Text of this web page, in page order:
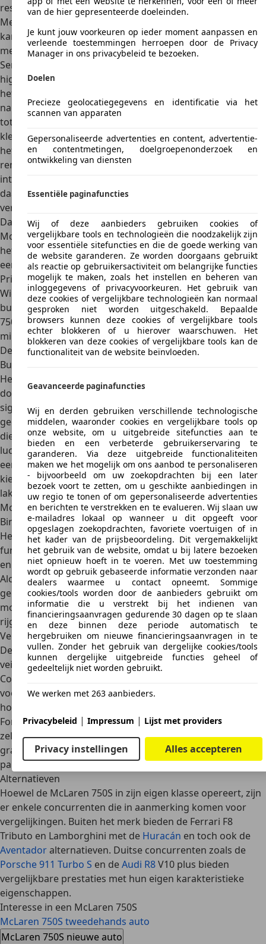
resulteert in een iets langzamere acceleratie.
Met opties kun je de 750S nog eens extra aankleden. Dat
kan bijvoorbeeld met het optionele Track Brake Upgrade
met een remsysteem, dat afgeleid is van de McLaren
Senna. Je kunt ook kiezen voor lichtere carbon racestoelen,
high-performance banden, of een beter audiosysteem van
het merk
nagenoeg onbeperkte mogelijkheden voor personalisatie
tot in de kleinste details. Denk hierbij aan contrasterende
kleuren voor carrosseriedelen (motorkap, achtervleugel),
het ontwerp van de velgen of zelfs de afwerking van de
remklauwen. In principe zijn er drie verschillende
interieurstijlen beschikbaar voor de McLaren 750S, en
daarnaast kunnen individuele onderdelen verder worden
verfraaid, zoals de veiligheidsgordels.
Dan is er nog een zeer gelimiteerde speciale editie: de
McLaren Triple Crown-uitvoering op basis van de 750S, die
het winnen van drie prestigieuze races uit het verleden
eert.
Prijzen
Wie in de markt is voor een McLaren 750S moet diep in de
buidel tasten. Prijzen beginnen bij360.000 euro
voor de
750S Coupé. Wie liever de dakloze Spider wil aanschaffen is
minimaal395.000 euro
kwijt.
Design
Buitenkant
Het exterieur van de McLaren 750S is een
doorontwikkeling van de 720Smet subtiele maar
significante verbeteringen. Het ontwerp is aerodynamisch
geoptimaliseerd met een vergroteactieve achterspoiler
die 20% groter is dan bij het vorige model. De nieuwe
luchtinlaten en het verfijnde lichtontwerp dragen bij aan
een indrukwekkende verschijning op de weg. Er is te
kiezen uit een breed scala aan kleuren, inclusief speciale
lakken geïnspireerd door de rijke racehistorie van
McLaren.
Binnenkant
Het interieur van de McLaren 750S is zowel luxueus als
functioneel. De cockpit is volledig gericht op de bestuurder
en afgewerkt met hoogwaardige materialen zoals
Alcantara en Nappaleder. Het stuurwiel is eenvoudig
gehouden zonder knoppen, wat ongebruikelijk is in
moderne sportwagens, maar dat zorgt wel voor een puur
rijgevoel.
Veiligheid
De McLaren 750S is uitgerust met geavanceerde
veiligheidssystemen, waaronder deProactive Chassis
Control
vooral in bochten. Het voertuig is voorzien van
hoogontwikkelde remsystemen, geïnspireerd door de
Formule 1, die zorgen voor een uitstekende remkracht,
zelfs bij hoge snelheden. Daarnaast biedt de 750S een 360-
gradencamerasysteem voor verbeterde zichtbaarheid en
parkeersensoren voor en achter.
Alternatieven
Hoewel de McLaren 750S in zijn eigen klasse opereert, zijn
er enkele concurrenten die in aanmerking komen voor
vergelijkingen. Buiten het merk bieden de Ferrari F8
Tributo en Lamborghini met de Huracán en toch ook de
Aventadoralternatieven. Duitse concurrenten zoals de
Porsche 911 Turbo S en deAudi R8V10 plus bieden
vergelijkbare prestaties met hun eigen karakteristieke
eigenschappen.
Interesse in een McLaren 750S
McLaren 750S tweedehands auto
McLaren 750S nieuwe auto
van de hier gepresenteerde doeleinden.
Je kunt jouw voorkeuren op ieder moment aanpassen en
verleende toestemmingen herroepen door de Privacy
Manager in ons privacybeleid te bezoeken.
Doelen
Precieze geolocatiegegevens en identificatie via het
scannen van apparaten
Gepersonaliseerde advertenties en content, advertentie-
en contentmetingen, doelgroepenonderzoek en
ontwikkeling van diensten
Essentiële paginafuncties
Wij of deze aanbieders gebruiken cookies of
vergelijkbare tools en technologieën die noodzakelijk zijn
voor essentiële sitefuncties en die de goede werking van
de website garanderen. Ze worden doorgaans gebruikt
als reactie op gebruikersactiviteit om belangrijke functies
mogelijk te maken, zoals het instellen en beheren van
inloggegevens of privacyvoorkeuren. Het gebruik van
deze cookies of vergelijkbare technologieën kan normaal
gesproken niet worden uitgeschakeld. Bepaalde
browsers kunnen deze cookies of vergelijkbare tools
echter blokkeren of u hierover waarschuwen. Het
blokkeren van deze cookies of vergelijkbare tools kan de
functionaliteit van de website beïnvloeden.
Geavanceerde paginafuncties
Wij en derden gebruiken verschillende technologische
middelen, waaronder cookies en vergelijkbare tools op
onze website, om u uitgebreide sitefuncties aan te
bieden en een verbeterde gebruikerservaring te
garanderen. Via deze uitgebreide functionaliteiten
maken we het mogelijk om ons aanbod te personaliseren
- bijvoorbeeld om uw zoekopdrachten bij een later
bezoek voort te zetten, om u geschikte aanbiedingen in
uw regio te tonen of om gepersonaliseerde advertenties
en berichten te verstrekken en te evalueren. Wij slaan uw
e-mailadres lokaal op wanneer u dit opgeeft voor
opgeslagen zoekopdrachten, favoriete voertuigen of in
het kader van de prijsbeoordeling. Dit vergemakkelijkt
het gebruik van de website, omdat u bij latere bezoeken
niet opnieuw hoeft in te voeren. Met uw toestemming
wordt op gebruik gebaseerde informatie verzonden naar
dealers waarmee u contact opneemt. Sommige
cookies/tools worden door de aanbieders gebruikt om
informatie die u verstrekt bij het indienen van
financieringsaanvragen gedurende 30 dagen op te slaan
en deze binnen deze periode automatisch te
hergebruiken om nieuwe financieringsaanvragen in te
vullen. Zonder het gebruik van dergelijke cookies/tools
kunnen dergelijke uitgebreide functies geheel of
gedeeltelijk niet worden gebruikt.
We werken met 263 aanbieders.
Privacybeleid | Impressum | Lijst met providers
Privacy instellingen Alles accepteren